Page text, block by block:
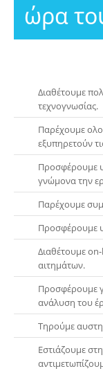
ώρα
Διαθέτουμε
τεχνογνωσίας.
Παρέχουμε
εξυπηρετούν
Προσφέρουμε
γνώμονα την
Παρέχουμε
Προσφέρουμε
Διαθέτουμε
αιτημάτων.
Προσφέρουμε
ανάλυση του
Τηρούμε
Εστιάζουμε